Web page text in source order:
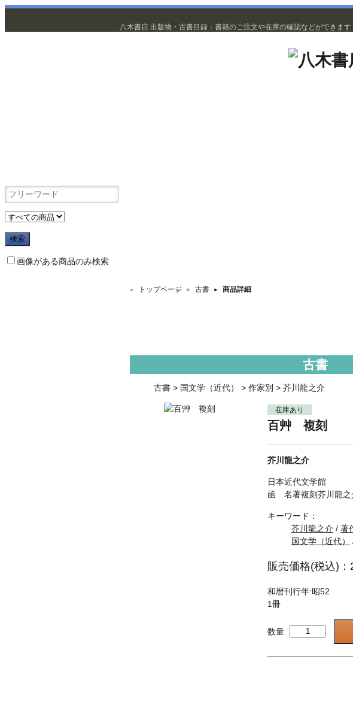
八木書店 出版物・古書目録：書籍のご注文や在庫の確認などができます
画像がある商品のみ検索
トップページ ＞ 古書 ＞ 商品詳細
古書
古書 > 国文学（近代） > 作家別 > 芥川龍之介
在庫あり
百艸 複刻
芥川龍之介
日本近代文学館
函 名著複刻芥川龍之
キーワード：
芥川龍之介 / 著
国文学（近代）
販売価格(税込)：
和暦刊行年:昭52
1冊
数量